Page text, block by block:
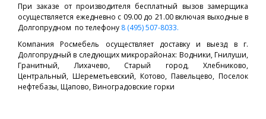
При заказе от производителя бесплатный вызов замерщика
осуществляется ежедневно с 09.00 до 21.00 включая выходные в
Долгопрудном по телефону 8 (495) 507-8033.
Компания Росмебель осуществляет доставку и выезд в г.
Долгопрудный в следующих микрорайонах: Водники, Гнилуши,
Гранитный, Лихачево, Старый город, Хлебниково,
Центральный, Шереметьевский, Котово, Павельцево, Поселок
нефтебазы, Щапово, Виноградовские горки